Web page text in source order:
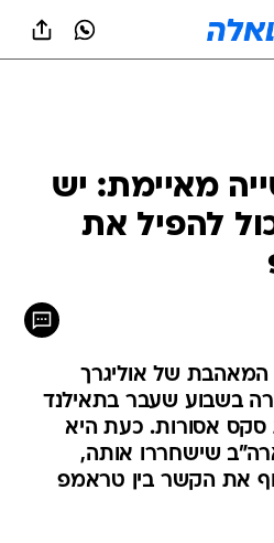
מאיימת: יש
להפיל את
המאהבת של אוליגרך
בשבוע שעבר בתאילנד
סקס אסורות. כעת היא
שישחררו אותה,
את הקשר בין טראמפ